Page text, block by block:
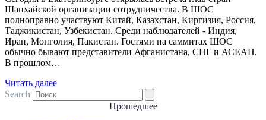
Шанхайской организации сотрудничества. В ШОС
полноправно участвуют Китай, Казахстан, Киргизия, Россия,
Таджикистан, Узбекистан. Среди наблюдателей - Индия,
Иран, Монголия, Пакистан. Гостями на саммитах ШОС
обычно бывают представители Афганистана, СНГ и АСЕАН.
В прошлом…
Читать далее
Search
Прошедшее